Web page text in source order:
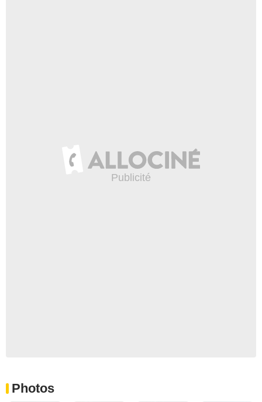
Photos